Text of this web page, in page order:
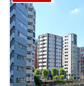
ィ
ン
グ
で